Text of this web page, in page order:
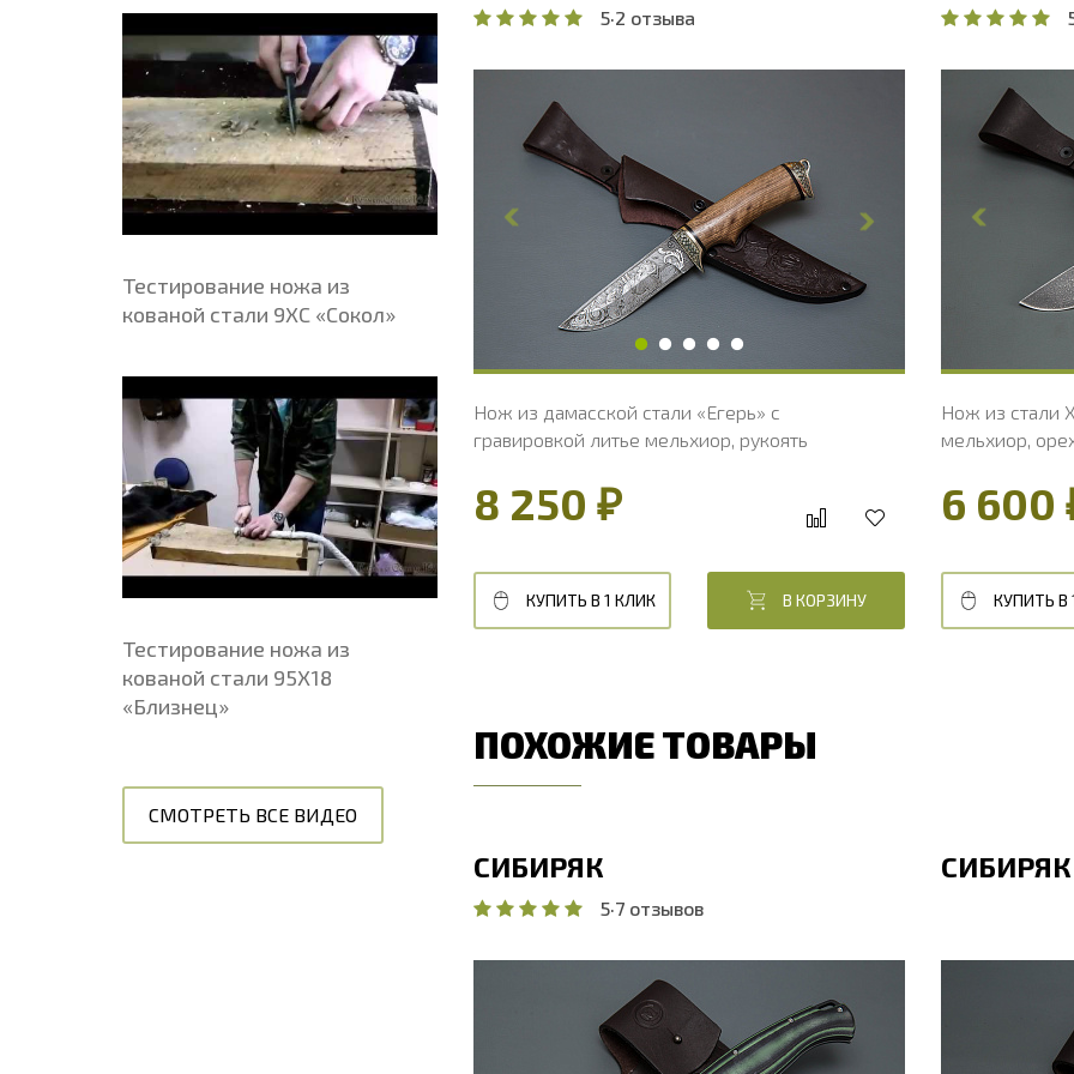
Общая длина, мм
240
Длина клинка, мм
113.8
Ширина клинка, мм
29.7
Толщина обуха, мм
2.4
Ширина рукояти, мм
29.8
Толщина рукояти, мм
Твердость клинка, HRC
Нож из стали M398 «Егерь», рукоять притин
мельхиор, айронвуд
24 750 ₽
КУПИТЬ В 1 КЛИК В КОРЗИНУ
5·2 отзыва
Общая длина, мм
Длина клинка, мм
Ширина клинка, мм
Толщина обуха, мм
Ширина рукояти, мм
Длина рукояти, мм
Толщина рукояти, мм
24
Твердость клинка, HRC
60 - 62 HRC
Нож из дамасской стали «Егерь» с
гравировкой литье мельхиор, рукоять
8 250 ₽
КУПИТЬ В 1 КЛИК В КОРЗИНУ
Общая
Длина
Ширина
Толщина
Ширина
Длина
Толщина
Нож из стали
мельхиор,
6 600
КУПИТЬ В
ПОХОЖИЕ ТОВАРЫ
СИБИРЯК
5·7 отзывов
Общая длина, мм
228
Длина клинка, мм
100
СИБИРЯК
Общая
Длина
Тестирование ножа из
кованой стали 9ХС «Сокол»
Тестирование ножа из
кованой стали 95Х18
«Близнец»
СМОТРЕТЬ ВСЕ ВИДЕО